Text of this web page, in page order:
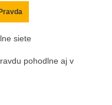
siete
pohodlne aj v